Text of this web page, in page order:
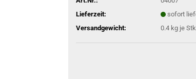
Passwort vergessen?
Lieferzeit:
sofort
Versandgewicht:
0.4 kg je Stk